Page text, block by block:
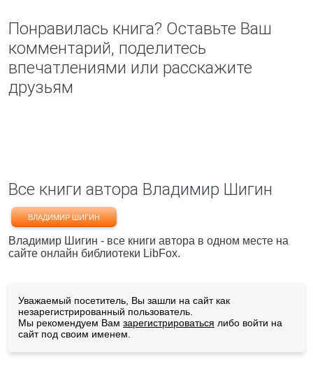
Понравилась книга? Оставьте Ваш
комментарий, поделитесь
впечатлениями или расскажите
друзьям
Все книги автора Владимир Шигин
ВЛАДИМИР ШИГИН
Владимир Шигин - все книги автора в одном месте на
сайте онлайн библиотеки LibFox.
Уважаемый посетитель, Вы зашли на сайт как
незарегистрированный пользователь.
Мы рекомендуем Вам зарегистрироваться либо войти на
сайт под своим именем.